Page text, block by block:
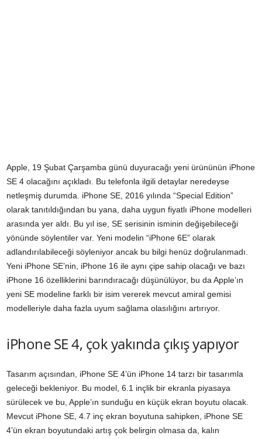
Apple, 19 Şubat Çarşamba günü duyuracağı yeni ürününün iPhone
SE 4 olacağını açıkladı. Bu telefonla ilgili detaylar neredeyse
netleşmiş durumda. iPhone SE, 2016 yılında “Special Edition”
olarak tanıtıldığından bu yana, daha uygun fiyatlı iPhone modelleri
arasında yer aldı. Bu yıl ise, SE serisinin isminin değişebileceği
yönünde söylentiler var. Yeni modelin “iPhone 6E” olarak
adlandırılabileceği söyleniyor ancak bu bilgi henüz doğrulanmadı.
Yeni iPhone SE’nin, iPhone 16 ile aynı çipe sahip olacağı ve bazı
iPhone 16 özelliklerini barındıracağı düşünülüyor, bu da Apple’ın
yeni SE modeline farklı bir isim vererek mevcut amiral gemisi
modelleriyle daha fazla uyum sağlama olasılığını artırıyor.
iPhone SE 4, çok yakında çıkış yapıyor
Tasarım açısından, iPhone SE 4’ün iPhone 14 tarzı bir tasarımla
geleceği bekleniyor. Bu model, 6.1 inçlik bir ekranla piyasaya
sürülecek ve bu, Apple’ın sunduğu en küçük ekran boyutu olacak.
Mevcut iPhone SE, 4.7 inç ekran boyutuna sahipken, iPhone SE
4’ün ekran boyutundaki artış çok belirgin olmasa da, kalın